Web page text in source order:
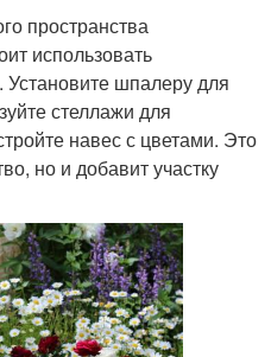
пространства
использовать
Установите шпалеру для
стеллажи для
навес с цветами. Это
но и добавит участку